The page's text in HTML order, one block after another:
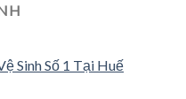
Sinh Số 1 Tại Huế